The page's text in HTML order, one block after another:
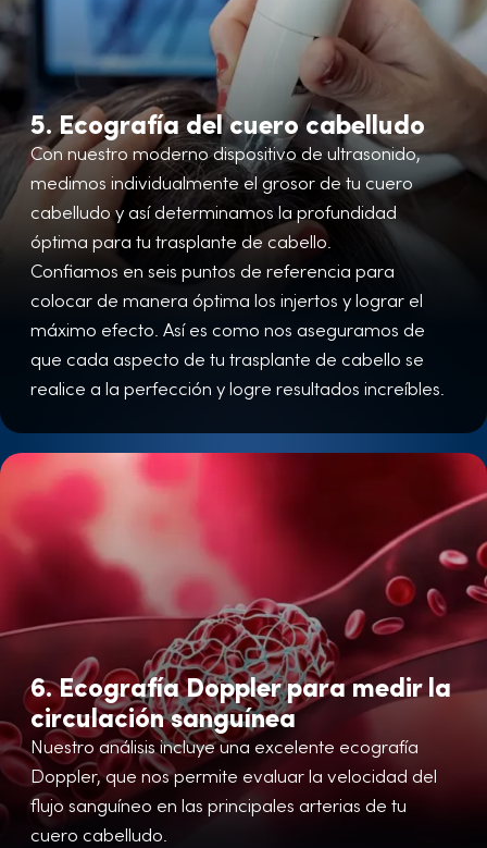
5. Ecografía del cuero cabelludo
Con nuestro moderno dispositivo de ultrasonido,
medimos individualmente el grosor de tu cuero
cabelludo y así determinamos la profundidad
óptima para tu trasplante de cabello.
Confiamos en seis puntos de referencia para
colocar de manera óptima los injertos y lograr el
máximo efecto. Así es como nos aseguramos de
que cada aspecto de tu trasplante de cabello se
realice a la perfección y logre resultados increíbles.
6. Ecografía Doppler para medir la
circulación sanguínea
Nuestro análisis incluye una excelente ecografía
Doppler, que nos permite evaluar la velocidad del
flujo sanguíneo en las principales arterias de tu
cuero cabelludo.